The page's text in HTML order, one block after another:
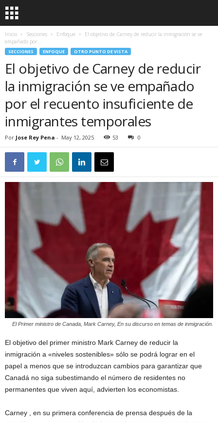
Inicio Secciones Enfoque
El objetivo de Carney de reducir la inmigración se ve
empañado por...
SECCIONES ENFOQUE OTRO PUNTO DE VISTA
El objetivo de Carney de reducir
la inmigración se ve empañado
por el recuento insuficiente de
inmigrantes temporales
Por Jose Rey Pena - May 12, 2025 53 0
El Primer ministro de Canada, Mark Carney, En su discurso en temas de inmigración.
El objetivo del primer ministro Mark Carney de reducir la
inmigración a «niveles sostenibles» sólo se podrá lograr en el
papel a menos que se introduzcan cambios para garantizar que
Canadá no siga subestimando el número de residentes no
permanentes que viven aquí, advierten los economistas.
Carney , en su primera conferencia de prensa después de la